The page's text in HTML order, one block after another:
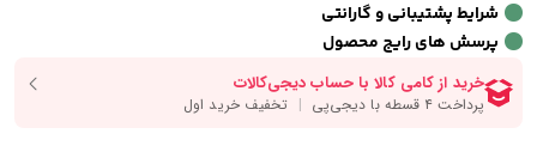
شرایط پشتیبانی و گارانتی
پرسش های رایج محصول